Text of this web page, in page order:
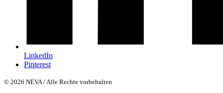
LinkedIn
Pinterest
© 2026 NEVA / Alle Rechte vorbehalten